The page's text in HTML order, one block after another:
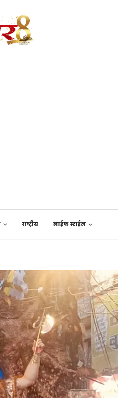
राष्ट्रीय लाईफ स्टाईल